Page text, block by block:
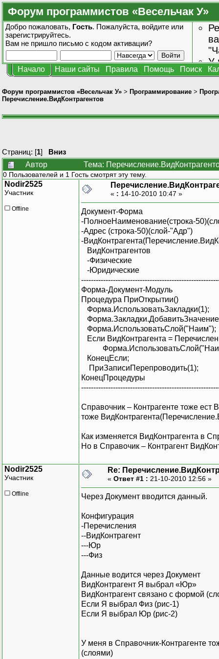
Форум программистов «Весельчак У»
Добро пожаловать, Гость. Пожалуйста, войдите или
зарегистрируйтесь.
Вам не пришло письмо с кодом активации?
У
Начало Наши сайты Правила Помощь Поиск
Форум программистов «Весельчак У» > Программирование >
Перечисление.ВидКонтрагентов
Страниц: [1] Вниз
Автор
Тема:
0 Пользователей и 1 Гость смотрят эту тему.
Nodir2525
Участник
Offline
« : 14-10-2010 10:47 »
Документ-Форма
-ПолноеНаименование(строка-
-Адрес (строка-50)(слой-"Адр")
-
ВидКонтрагентов
-Физические
-Юридические
Форма-Документ-Модуль
Процедура ПриОткрытии()
Форма.ИспользоватьЗакладки(1);
Форма.Закладки.ДобавитьЗначение
Форма.ИспользоватьСлой("Наим");
Если ВидКонтрагента =
КонецЕсли;
ПриЗаписиПерепроводить(1);
КонецПроцедуры
Справочник – Контрагенте тоже ест
тоже
Как изменяется ВидКонтрагента в
Но в Справочик – Контрагент
Nodir2525
Участник
Offline
Re:
« Ответ #1 : 21-10-2010 12:56 »
Через Документ вводится данный.
Конфигурация
-Перечисления
--ВидКонтрагент
---Юр
---Физ
Данные водится через Документ
ВидКонтрагент Я выбрал «Юр»
ВидКонтрагент связано с формой
Если Я выбрал Физ (рис-1)
Если Я выбрал Юр (рис-2)
У меня в Справочник-Контрагенте
(слоями)